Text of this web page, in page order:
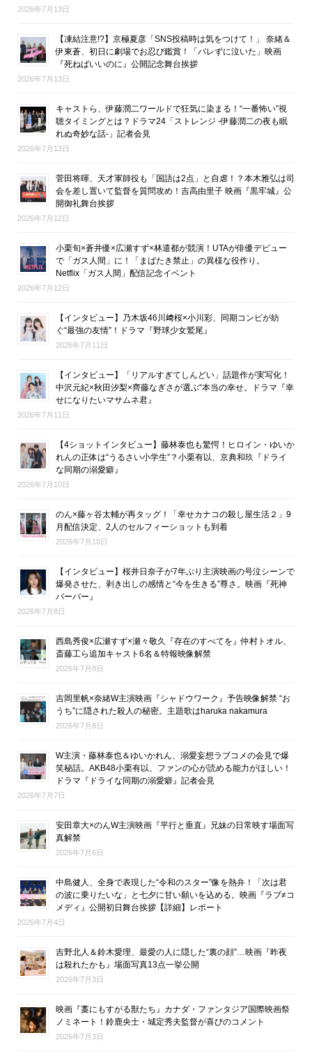
2026年7月13日
【凍結注意!?】京極夏彦「SNS投稿時は気をつけて！」 奈緒＆
伊東蒼、初日に劇場でお忍び鑑賞！「バレずに泣いた」映画
『死ねばいいのに』公開記念舞台挨拶
2026年7月13日
キャストら、伊藤潤二ワールドで狂気に染まる！“一番怖い”視
聴タイミングとは？ドラマ24「ストレンジ -伊藤潤二の夜も眠
れぬ奇妙な話-」記者会見
2026年7月13日
菅田将暉、天才軍師役も「国語は2点」と自虐！？本木雅弘は司
会を差し置いて監督を質問攻め！吉高由里子 映画『黒牢城』公
開御礼舞台挨拶
2026年7月12日
小栗旬×蒼井優×広瀬すず×林遣都が競演！UTAが俳優デビュー
で「ガス人間」に！「まばたき禁止」の異様な役作り。
Netflix「ガス人間」配信記念イベント
2026年7月12日
【インタビュー】乃木坂46川﨑桜×小川彩、同期コンビが紡
ぐ“最強の友情”！ドラマ『野球少女鷲尾』
2026年7月11日
【インタビュー】「リアルすぎてしんどい」話題作が実写化！
中沢元紀×秋田汐梨×齊藤なぎさが選ぶ“本当の幸せ。ドラマ『幸
せになりたいマサムネ君』
2026年7月11日
【4ショットインタビュー】藤林泰也も驚愕！ヒロイン・ゆいか
れんの正体は“うるさい小学生”？小栗有以、京典和玖『ドライ
な同期の溺愛癖』
2026年7月10日
のん×藤ヶ谷太輔が再タッグ！「幸せカナコの殺し屋生活２」9
月配信決定、2人のセルフィーショットも到着
2026年7月10日
【インタビュー】桜井日奈子が7年ぶり主演映画の号泣シーンで
爆発させた、剥き出しの感情と“今を生きる”尊さ。映画『死神
バーバー』
2026年7月8日
西島秀俊×広瀬すず×瀬々敬久『存在のすべてを』仲村トオル、
斎藤工ら追加キャスト6名＆特報映像解禁
2026年7月8日
吉岡里帆×奈緒W主演映画『シャドウワーク』予告映像解禁 “お
うち”に隠された殺人の秘密。主題歌はharuka nakamura
2026年7月8日
W主演・藤林泰也＆ゆいかれん、溺愛妄想ラブコメの会見で爆
笑秘話。AKB48小栗有以、ファンの心が読める能力がほしい！
ドラマ『ドライな同期の溺愛癖』記者会見
2026年7月7日
安田章大×のんW主演映画『平行と垂直』兄妹の日常映す場面写
真解禁
2026年7月6日
中島健人、全身で表現した“令和のスター”像を熱弁！「次は君
の波に乗りたいな」と七夕に甘い願いを込める。映画『ラブ≠コ
メディ』公開初日舞台挨拶【詳細】レポート
2026年7月4日
吉野北人＆鈴木愛理、最愛の人に隠した“裏の顔”…映画『昨夜
は殺れたかも』場面写真13点一挙公開
2026年7月3日
映画『藁にもすがる獣たち』カナダ・ファンタジア国際映画祭
ノミネート！鈴鹿央士・城定秀夫監督が喜びのコメント
2026年7月3日